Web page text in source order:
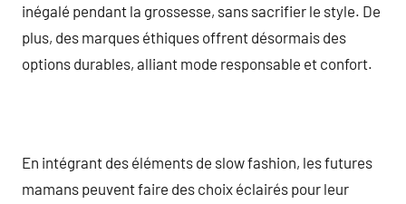
inégalé pendant la grossesse, sans sacrifier le style. De
plus, des marques éthiques offrent désormais des
options durables, alliant mode responsable et confort.
En intégrant des éléments de slow fashion, les futures
mamans peuvent faire des choix éclairés pour leur